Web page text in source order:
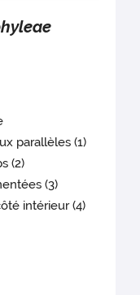
parallèles (1)
(2)
(3)
intérieur (4)